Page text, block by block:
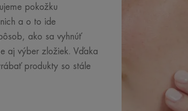
pokožku
a o to ide
ako sa vyhnúť
aj výber zložiek. Vďaka
produkty so stále